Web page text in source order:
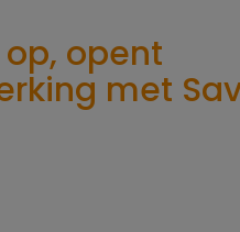
opent
met